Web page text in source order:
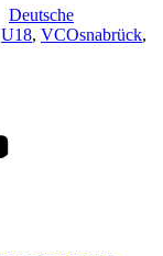
Deutsche
U18, VCOsnabrück,